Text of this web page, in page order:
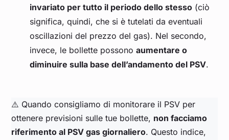
invariato per tutto il periodo dello stesso (ciò
significa, quindi, che si è tutelati da eventuali
oscillazioni del prezzo del gas). Nel secondo,
invece, le bollette possonoaumentare o
diminuire sulla base dell’andamento del PSV.
⚠️ Quando consigliamo di monitorare il PSV per
ottenere previsioni sulle tue bollette, non facciamo
riferimento al PSV gas giornaliero. Questo indice,